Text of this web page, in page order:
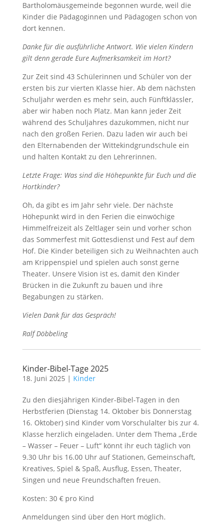
Bartholomäusgemeinde begonnen wurde, weil die
Kinder die Pädagoginnen und Pädagogen schon von
dort kennen.
Danke für die ausführliche Antwort. Wie vielen Kindern
gilt denn gerade Eure Aufmerksamkeit im Hort?
Zur Zeit sind 43 Schülerinnen und Schüler von der
ersten bis zur vierten Klasse hier. Ab dem nächsten
Schuljahr werden es mehr sein, auch Fünftklässler,
aber wir haben noch Platz. Man kann jeder Zeit
während des Schuljahres dazukommen, nicht nur
nach den großen Ferien. Dazu laden wir auch bei
den Elternabenden der Wittekindgrundschule ein
und halten Kontakt zu den Lehrerinnen.
Letzte Frage: Was sind die Höhepunkte für Euch und die
Hortkinder?
Oh, da gibt es im Jahr sehr viele. Der nächste
Höhepunkt wird in den Ferien die einwöchige
Himmelfreizeit als Zeltlager sein und vorher schon
das Sommerfest mit Gottesdienst und Fest auf dem
Hof. Die Kinder beteiligen sich zu Weihnachten auch
am Krippenspiel und spielen auch sonst gerne
Theater. Unsere Vision ist es, damit den Kinder
Brücken in die Zukunft zu bauen und ihre
Begabungen zu stärken.
Vielen Dank für das Gespräch!
Ralf Döbbeling
Kinder-Bibel-Tage 2025
18. Juni 2025 | Kinder
Zu den diesjährigen Kinder-Bibel-Tagen in den
Herbstferien (Dienstag 14. Oktober bis Donnerstag
16. Oktober) sind Kinder vom Vorschulalter bis zur 4.
Klasse herzlich eingeladen. Unter dem Thema „Erde
– Wasser – Feuer – Luft“ könnt ihr euch täglich von
9.30 Uhr bis 16.00 Uhr auf Stationen, Gemeinschaft,
Kreatives, Spiel & Spaß, Ausflug, Essen, Theater,
Singen und neue Freundschaften freuen.
Kosten: 30 € pro Kind
Anmeldungen sind über den Hort möglich.